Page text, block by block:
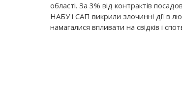
області. За 3% від контрактів
НАБУ і САП викрили злочинні дії в
намагалися впливати на свідків і